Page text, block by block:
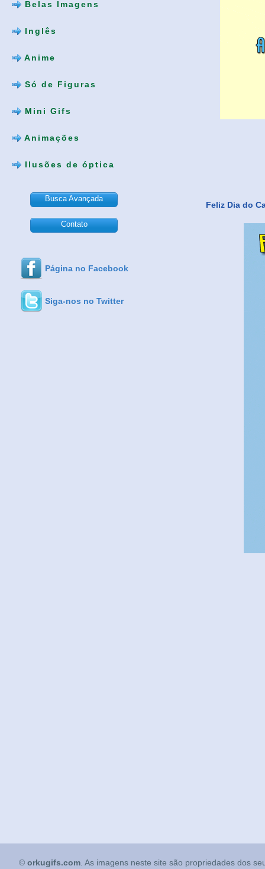
Belas Imagens
Inglês
Anime
Só de Figuras
Mini Gifs
Animações
Ilusões de óptica
Busca Avançada
Contato
Página no Facebook
Siga-nos no Twitter
Feliz Dia do
© orkugifs.com . As imagens neste site são propriedades dos